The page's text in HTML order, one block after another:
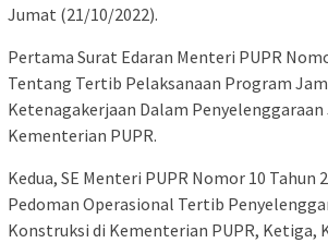
Jumat (21/10/2022).
Pertama Surat Edaran Menteri PUPR
Tentang Tertib Pelaksanaan Program
Ketenagakerjaan Dalam
Kementerian PUPR.
Kedua, SE Menteri PUPR Nomor 10 Tahun
Pedoman Operasional Tertib
Konstruksi di Kementerian PUPR, Ketiga,